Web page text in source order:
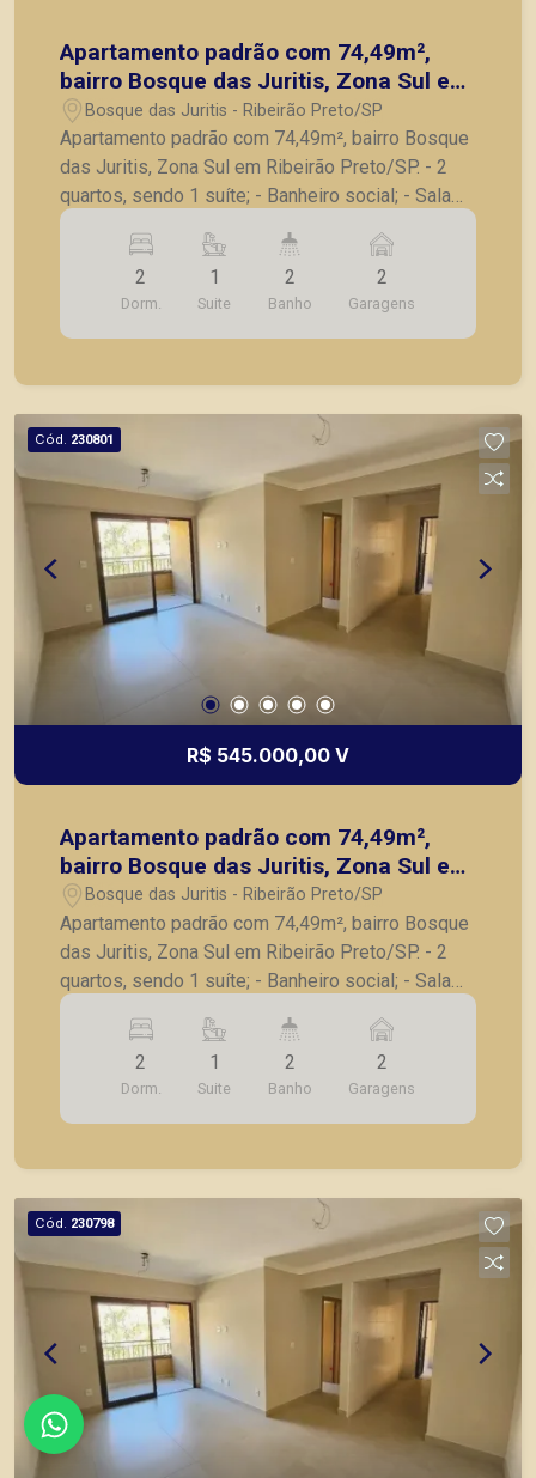
Apartamento padrão com 74,49m²,
bairro Bosque das Juritis, Zona Sul em
Ribeirão Preto/SP.
Bosque das Juritis - Ribeirão Preto/SP
Apartamento padrão com 74,49m², bairro Bosque
das Juritis, Zona Sul em Ribeirão Preto/SP. - 2
quartos, sendo 1 suíte; - Banheiro social; - Sala
para 2 ambientes; - Sacada; - Cozinha; -
Lavanderia; - 2 vagas de garagem. Também
temos imóveis no Jardim Olhos d´Água, Nova
Aliança, Jardim Irajá, Bosque das Juritis, casas e
apartamentos próximos a mercados, farmácias,
2
Dorm.
1
Suite
2
Banho
2
Garagens
Cód. 230801
R$ 545.000,00 V
Apartamento padrão com 74,49m²,
bairro Bosque das Juritis, Zona Sul em
Ribeirão Preto/SP.
Bosque das Juritis - Ribeirão Preto/SP
Apartamento padrão com 74,49m², bairro Bosque
das Juritis, Zona Sul em Ribeirão Preto/SP. - 2
quartos, sendo 1 suíte; - Banheiro social; - Sala
para 2 ambientes; - Sacada; - Cozinha; -
Lavanderia; - 2 vagas de garagem. Também
temos imóveis no Jardim Olhos d´Água, Nova
Aliança, Jardim Irajá, Bosque das Juritis, casas e
apartamentos próximos a mercados, farmácias,
2
Dorm.
1
Suite
2
Banho
2
Garagens
Cód. 230798